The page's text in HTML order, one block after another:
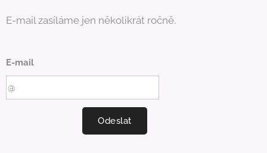
E-mail zasíláme jen několikrát ročně.
E-mail
Odeslat